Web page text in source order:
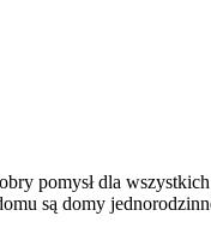
pomysł dla
są domy